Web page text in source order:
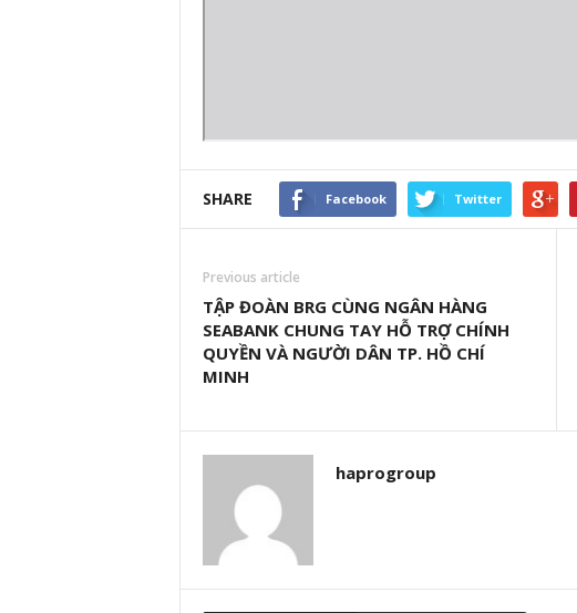
SHARE Facebook Twitter
Previous article
TẬP ĐOÀN BRG CÙNG NGÂN HÀNG
SEABANK CHUNG TAY HỖ TRỢ CHÍNH
QUYỀN VÀ NGƯỜI DÂN TP. HỒ CHÍ
MINH
haprogroup